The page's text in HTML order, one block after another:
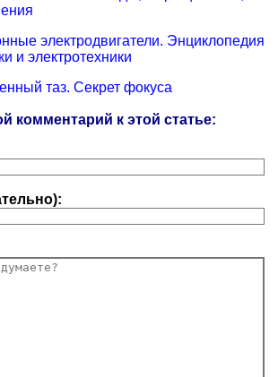
электродвигатели. Энциклопедия
и электротехники
таз. Секрет фокуса
комментарий к этой статье: